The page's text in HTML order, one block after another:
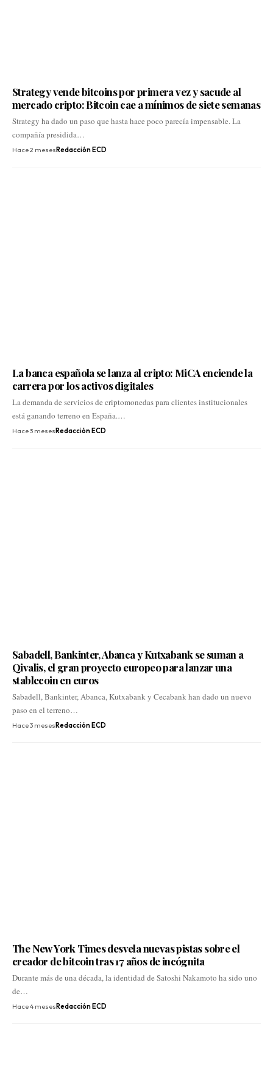
Strategy vende bitcoins por primera vez y sacude al
mercado cripto: Bitcoin cae a mínimos de siete semanas
Strategy ha dado un paso que hasta hace poco parecía impensable. La
compañía presidida…
Hace 2 meses Redacción ECD
La banca española se lanza al cripto: MiCA enciende la
carrera por los activos digitales
La demanda de servicios de criptomonedas para clientes institucionales
está ganando terreno en España.…
Hace 3 meses Redacción ECD
Sabadell, Bankinter, Abanca y Kutxabank se suman a
Qivalis, el gran proyecto europeo para lanzar una
stablecoin en euros
Sabadell, Bankinter, Abanca, Kutxabank y Cecabank han dado un nuevo
paso en el terreno…
Hace 3 mesesRedacción ECD
The New York Times desvela nuevas pistas sobre el
creador de bitcoin tras 17 años de incógnita
Durante más de una década, la identidad de Satoshi Nakamoto ha sido uno
de…
Hace 4 meses Redacción ECD